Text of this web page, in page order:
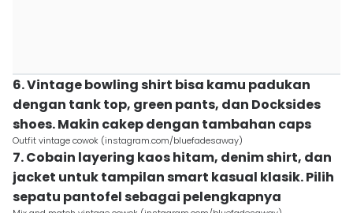
6. Vintage bowling shirt bisa kamu padukan
dengan tank top, green pants, dan Docksides
shoes. Makin cakep dengan tambahan caps
Outfit vintage cowok (instagram.com/bluefadesaway)
7. Cobain layering kaos hitam, denim shirt, dan
jacket untuk tampilan smart kasual klasik. Pilih
sepatu pantofel sebagai pelengkapnya